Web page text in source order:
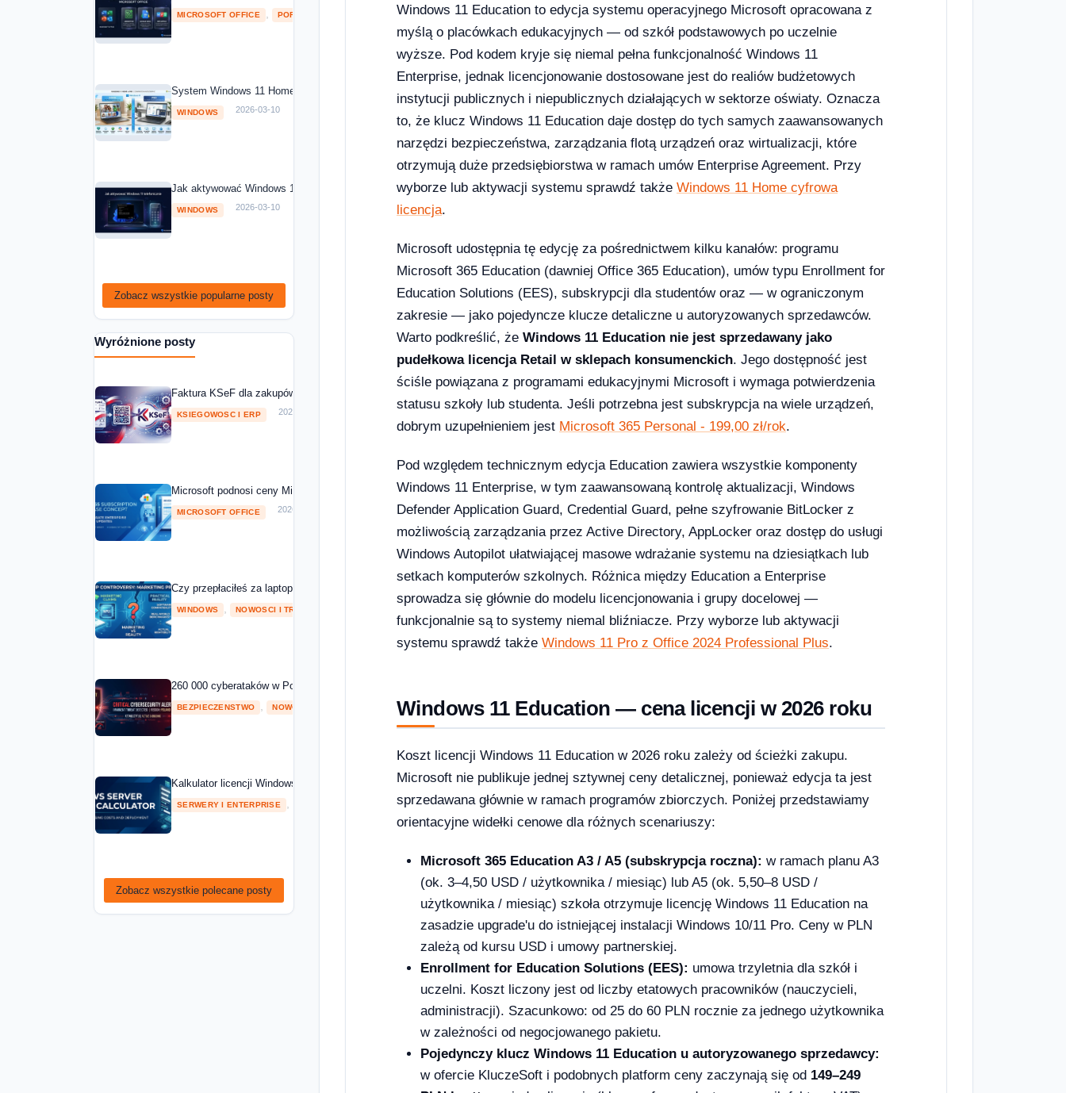
MICROSOFT OFFICE POROWNANIA I RANKINGI 2026-03-10
System Windows 11 Home vs Windows 11 Pro – porównanie wersji systemów operacyjny
WINDOWS 2026-03-10
Jak aktywować Windows 11 telefonicznie — aktywacja przez telefon krok po kroku [2026]
WINDOWS 2026-03-10
Zobacz wszystkie popularne posty
Wyróżnione posty
Faktura KSeF dla zakupów Microsoft 2026 — co musi wiedzieć dział IT i księgowość
KSIEGOWOSC I ERP 2026-05-01
Microsoft podnosi ceny Microsoft 365 o 13-33% od lipca 2026 — co to oznacza dla Twojej firmy?
MICROSOFT OFFICE 2026-04-08
Czy przepłaciłeś za laptopa z NPU? Microsoft zmienił reguły — producenci i użytkownicy na lodzie
WINDOWS NOWOSCI I TRENDY
260 000 cyberataków w Polsce w 2025 roku — a 71% małych firm wciąż twierdzi, że to ich nie dotyczy
BEZPIECZENSTWO NOWOSCI I TRENDY 2026-04-08
Kalkulator licencji Windows Server — oblicz ile potrzebujesz [2026]
SERWERY I ENTERPRISE 2026-04-03
Zobacz wszystkie polecane posty
Windows 11 Education to edycja systemu operacyjnego Microsoft opracowana z
myślą o placówkach edukacyjnych — od szkół podstawowych po uczelnie
wyższe. Pod kodem kryje się niemal pełna funkcjonalność Windows 11
Enterprise, jednak licencjonowanie dostosowane jest do realiów budżetowych
instytucji publicznych i niepublicznych działających w sektorze oświaty. Oznacza
to, że klucz Windows 11 Education daje dostęp do tych samych zaawansowanych
narzędzi bezpieczeństwa, zarządzania flotą urządzeń oraz wirtualizacji, które
otrzymują duże przedsiębiorstwa w ramach umów Enterprise Agreement. Przy
wyborze lub aktywacji systemu sprawdź także Windows 11 Home cyfrowa
licencja.
Microsoft udostępnia tę edycję za pośrednictwem kilku kanałów: programu
Microsoft 365 Education (dawniej Office 365 Education), umów typu Enrollment for
Education Solutions (EES), subskrypcji dla studentów oraz — w ograniczonym
zakresie — jako pojedyncze klucze detaliczne u autoryzowanych sprzedawców.
Warto podkreślić, że Windows 11 Education nie jest sprzedawany jako
pudełkowa licencja Retail w sklepach konsumenckich. Jego dostępność jest
ściśle powiązana z programami edukacyjnymi Microsoft i wymaga potwierdzenia
statusu szkoły lub studenta. Jeśli potrzebna jest subskrypcja na wiele urządzeń,
dobrym uzupełnieniem jest Microsoft 365 Personal - 199,00 zł/rok.
Pod względem technicznym edycja Education zawiera wszystkie komponenty
Windows 11 Enterprise, w tym zaawansowaną kontrolę aktualizacji, Windows
Defender Application Guard, Credential Guard, pełne szyfrowanie BitLocker z
możliwością zarządzania przez Active Directory, AppLocker oraz dostęp do usługi
Windows Autopilot ułatwiającej masowe wdrażanie systemu na dziesiątkach lub
setkach komputerów szkolnych. Różnica między Education a Enterprise
sprowadza się głównie do modelu licencjonowania i grupy docelowej —
funkcjonalnie są to systemy niemal bliźniacze. Przy wyborze lub aktywacji
systemu sprawdź także Windows 11 Pro z Office 2024 Professional Plus.
Windows 11 Education — cena licencji w 2026 roku
Koszt licencji Windows 11 Education w 2026 roku zależy od ścieżki zakupu.
Microsoft nie publikuje jednej sztywnej ceny detalicznej, ponieważ edycja ta jest
sprzedawana głównie w ramach programów zbiorczych. Poniżej przedstawiamy
orientacyjne widełki cenowe dla różnych scenariuszy:
Microsoft 365 Education A3 / A5 (subskrypcja roczna): w ramach planu A3
(ok. 3–4,50 USD / użytkownika / miesiąc) lub A5 (ok. 5,50–8 USD /
użytkownika / miesiąc) szkoła otrzymuje licencję Windows 11 Education na
zasadzie upgrade'u do istniejącej instalacji Windows 10/11 Pro. Ceny w PLN
zależą od kursu USD i umowy partnerskiej.
Enrollment for Education Solutions (EES): umowa trzyletnia dla szkół i
uczelni. Koszt liczony jest od liczby etatowych pracowników (nauczycieli,
administracji). Szacunkowo: od 25 do 60 PLN rocznie za jednego użytkownika
w zależności od negocjowanego pakietu.
Pojedynczy klucz Windows 11 Education u autoryzowanego sprzedawcy:
w ofercie KluczeSoft i podobnych platform ceny zaczynają się od 149–249